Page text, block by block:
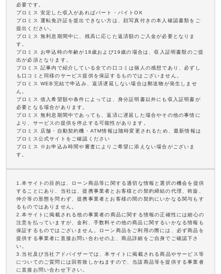
必要です。
プロミス 安定した収入があればパート・バイトOK
プロミス 運転免許証を提出できない方は、顔写真付きの本人確認書類をご
提出ください。
プロミス 無利息期間中に、残高に応じた返済額のご入金が必要となりま
す。
プロミス お申込時の年齢が18歳および19歳の場合は、収入証明書類のご提
出が必須となります。
プロミス 記事内で紹介している全ての口コミは個人の感想であり、必ずし
も口コミと同様のサービス提供を保証するものではございません。
プロミス WEB完結で申込み、返済遅延しない場合は郵送物が発生しませ
ん。
プロミス 借入希望額や条件によっては、身分証明書以外にも収入証明書が
必要となる場合があります。
プロミス 無利息期間中であっても、返済に遅延した場合やその他の事情に
より、サービスの提供を停止する可能性があります。
プロミス 店舗・自動契約機・ATM情報は随時変更されるため、最新情報は
プロミス公式サイトをご確認ください
プロミス ※お申込み時間や審査によりご希望に添えない場合がございま
す。
1.本サイトの目的は、ローン商品等に関する適切な情報と選択の機会を提供
することにあり、当社は、提携事業者とお客様との契約締結の代理、斡旋、
仲介等の形態を問わず、提携事業者とお客様の間の契約にいかなる関与もす
るものではありません。
2.本サイトに掲載される他の事業者の商品に関する情報の正確性には細心の
注意を払っていますが、金利、手数料その他の商品に関するいかなる情報も
保証するものではございません。ローン商品をご利用の際には、必ず商品を
提供する事業者に直接お問い合わせの上、商品詳細をご自身でご確認下さ
い。
3.当社及び当社アドバイザーでは、本サイトに掲載される商品やサービス等
についてのご質問には回答致しかねますので、当該商品等を提供する事業者
に直接お問い合わせ下さい。